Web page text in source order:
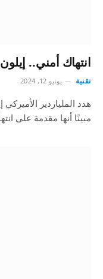
انتهاك أمني..
تقنية يونيو 12, 2024
هدد الملياردير
مبينًا أنها مقدمة على